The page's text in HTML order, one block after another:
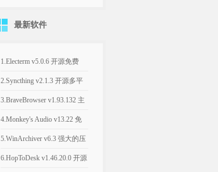
最新软件
1.Electerm v5.0.6 开源免费
SSH桌面终端管理软件
2.Syncthing v2.1.3 开源多平
台的文件同步工具
3.BraveBrowser v1.93.132 主
打隐私安全的浏览器
4.Monkey's Audio v13.22 免
费无损音频压缩工具
5.WinArchiver v6.3 强大的压
缩解压缩软件
6.HopToDesk v1.46.20.0 开源